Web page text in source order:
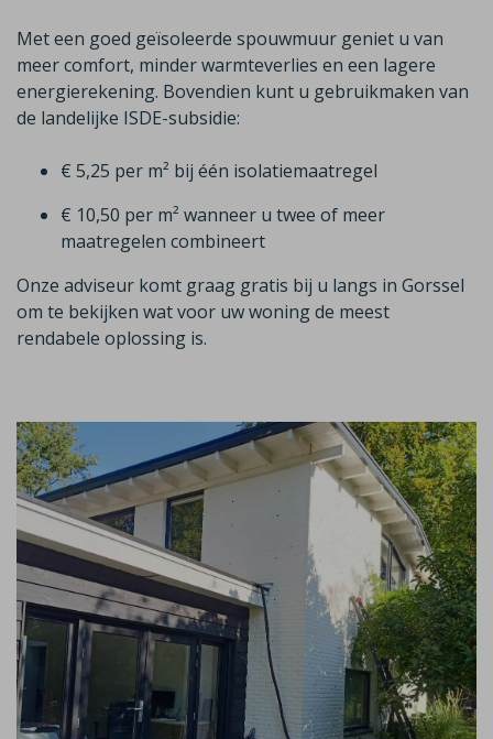
Met een goed geïsoleerde spouwmuur geniet u van
meer comfort, minder warmteverlies en een lagere
energierekening. Bovendien kunt u gebruikmaken van
de landelijke ISDE-subsidie:
€ 5,25 per m² bij één isolatiemaatregel
€ 10,50 per m² wanneer u twee of meer
maatregelen combineert
Onze adviseur komt graag gratis bij u langs in Gorssel
om te bekijken wat voor uw woning de meest
rendabele oplossing is.